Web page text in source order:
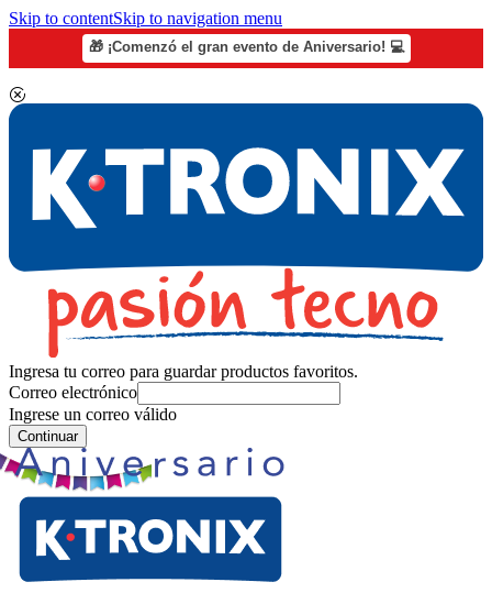
Skip to contentSkip to navigation menu
🎁 ¡Comenzó el gran evento de Aniversario! 💻
Ingresa tu correo para guardar productos favoritos.
Correo electrónico
Ingrese un correo válido
Continuar